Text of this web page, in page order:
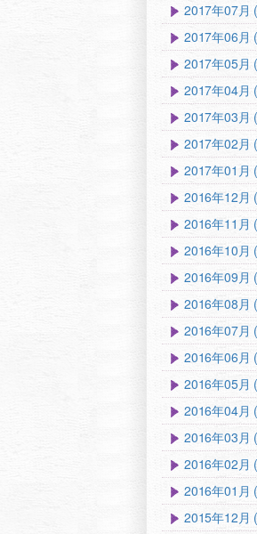
2017年07月
2017年06月
2017年05月
2017年04月
2017年03月
2017年02月
2017年01月
2016年12月
2016年11月
2016年10月
2016年09月
2016年08月
2016年07月
2016年06月
2016年05月
2016年04月
2016年03月
2016年02月
2016年01月
2015年12月